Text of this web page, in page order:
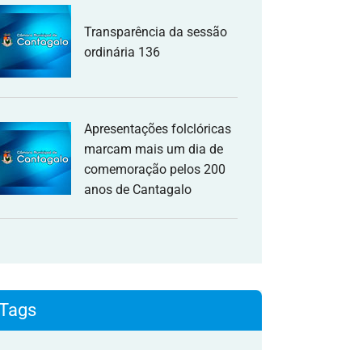
Transparência da sessão
ordinária 136
Apresentações folclóricas
marcam mais um dia de
comemoração pelos 200
anos de Cantagalo